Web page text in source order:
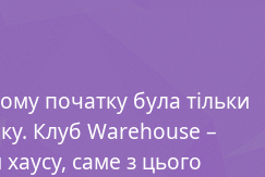
початку була тільки
Клуб Warehouse –
саме з цього